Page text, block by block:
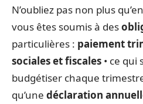
N’oubliez pas non plus
vous êtes soumis à des
particulières : paiement
sociales et fiscales • ce qui
budgétiser chaque
qu’une déclaration